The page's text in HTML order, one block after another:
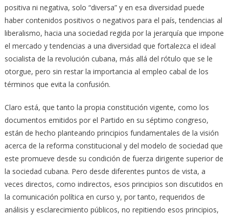
positiva ni negativa, solo “diversa” y en esa diversidad puede
haber contenidos positivos o negativos para el país, tendencias al
liberalismo, hacia una sociedad regida por la jerarquía que impone
el mercado y tendencias a una diversidad que fortalezca el ideal
socialista de la revolución cubana, más allá del rótulo que se le
otorgue, pero sin restar la importancia al empleo cabal de los
términos que evita la confusión.
Claro está, que tanto la propia constitución vigente, como los
documentos emitidos por el Partido en su séptimo congreso,
están de hecho planteando principios fundamentales de la visión
acerca de la reforma constitucional y del modelo de sociedad que
este promueve desde su condición de fuerza dirigente superior de
la sociedad cubana. Pero desde diferentes puntos de vista, a
veces directos, como indirectos, esos principios son discutidos en
la comunicación política en curso y, por tanto, requeridos de
análisis y esclarecimiento públicos, no repitiendo esos principios,